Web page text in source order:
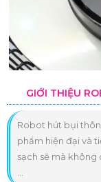
GIỚI THIỆU
Robot hút bụi
phẩm hiện đại và
sạch sẽ mà không